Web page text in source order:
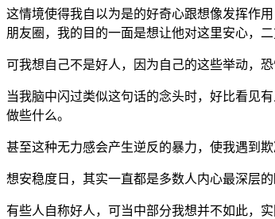
这情境使得我自以为是的好奇心跟想像发挥作
朋友圈，我的目的一面是想让他对这里安心，
可我想自己不是好人，因为自己的这些举动，
当我脑中闪过类似这句话的念头时，好比看见
做些什么。
甚至这种无力感会产生逆反的暴力，使我遇到
想安稳度日，其实一直都是多数人内心最深层
有些人自称好人，可当中部分我想并不如此，